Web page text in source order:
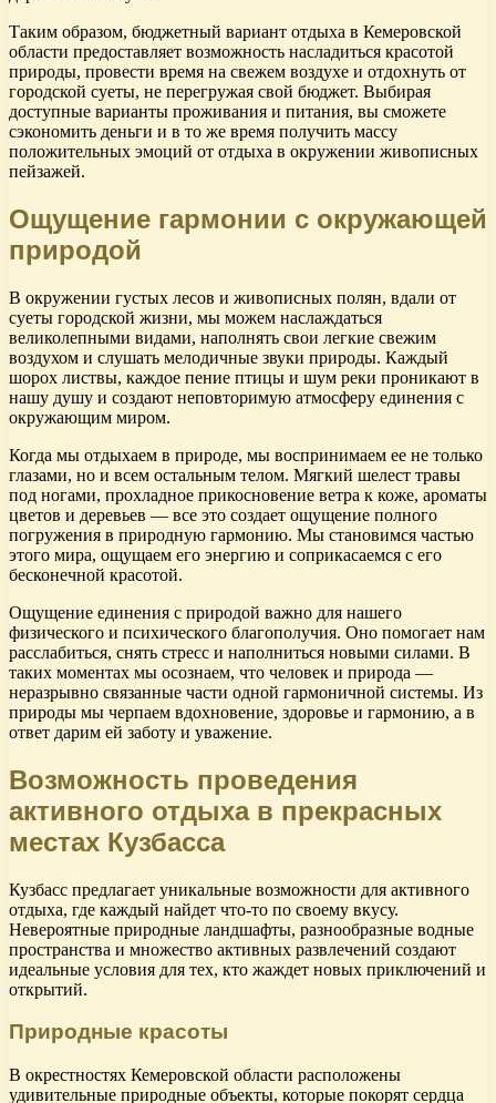
Таким образом, бюджетный вариант отдыха в Кемеровской
области предоставляет возможность насладиться красотой
природы, провести время на свежем воздухе и отдохнуть от
городской суеты, не перегружая свой бюджет. Выбирая
доступные варианты проживания и питания, вы сможете
сэкономить деньги и в то же время получить массу
положительных эмоций от отдыха в окружении живописных
пейзажей.
Ощущение гармонии с окружающей
природой
В окружении густых лесов и живописных полян, вдали от
суеты городской жизни, мы можем наслаждаться
великолепными видами, наполнять свои легкие свежим
воздухом и слушать мелодичные звуки природы. Каждый
шорох листвы, каждое пение птицы и шум реки проникают в
нашу душу и создают неповторимую атмосферу единения с
окружающим миром.
Когда мы отдыхаем в природе, мы воспринимаем ее не только
глазами, но и всем остальным телом. Мягкий шелест травы
под ногами, прохладное прикосновение ветра к коже, ароматы
цветов и деревьев — все это создает ощущение полного
погружения в природную гармонию. Мы становимся частью
этого мира, ощущаем его энергию и соприкасаемся с его
бесконечной красотой.
Ощущение единения с природой важно для нашего
физического и психического благополучия. Оно помогает нам
расслабиться, снять стресс и наполниться новыми силами. В
таких моментах мы осознаем, что человек и природа —
неразрывно связанные части одной гармоничной системы. Из
природы мы черпаем вдохновение, здоровье и гармонию, а в
ответ дарим ей заботу и уважение.
Возможность проведения
активного отдыха в прекрасных
местах Кузбасса
Кузбасс предлагает уникальные возможности для активного
отдыха, где каждый найдет что-то по своему вкусу.
Невероятные природные ландшафты, разнообразные водные
пространства и множество активных развлечений создают
идеальные условия для тех, кто жаждет новых приключений и
открытий.
Природные красоты
В окрестностях Кемеровской области расположены
удивительные природные объекты, которые покорят сердца